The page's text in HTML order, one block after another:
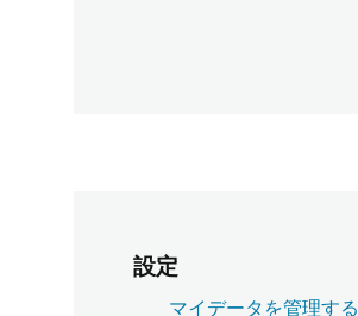
設定
マイデータを管理する